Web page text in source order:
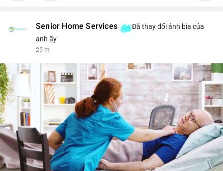
Senior Home Services
Đã thay đổi ảnh bìa của
anh ấy
25 m